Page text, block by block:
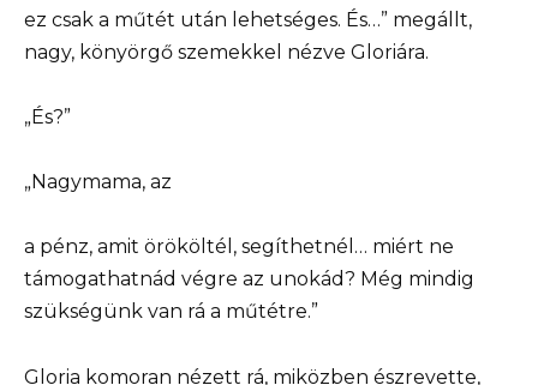
ez csak a műtét után lehetséges. És…” megállt,
nagy, könyörgő szemekkel nézve Gloriára.
„És?”
„Nagymama, az
a pénz, amit örököltél, segíthetnél… miért ne
támogathatnád végre az unokád? Még mindig
szükségünk van rá a műtétre.”
Gloria komoran nézett rá, miközben észrevette,